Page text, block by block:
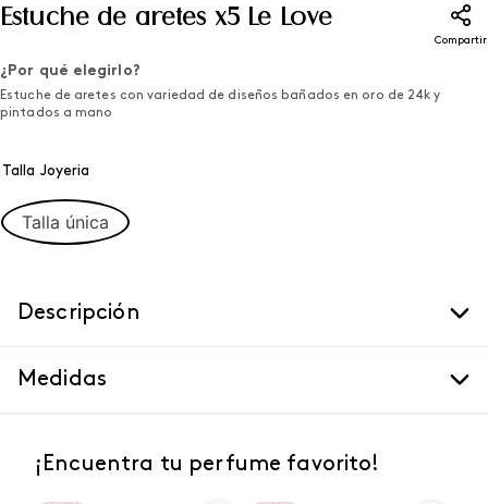
Estuche de aretes x5 Le Love
Compartir
¿Por qué elegirlo?
Estuche de aretes con variedad de diseños bañados en oro de 24k y
pintados a mano
Talla Joyeria
Talla única
Descripción
Medidas
¡Encuentra tu perfume favorito!